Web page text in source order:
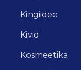
Kingiidee
Kivid
Kosmeetika